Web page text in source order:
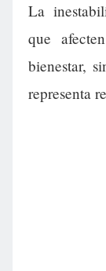
La
que
bienestar,
representa